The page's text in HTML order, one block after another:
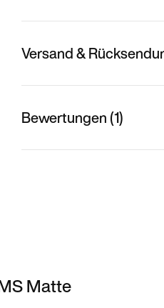
Versand &
Bewertungen (1)
Matte